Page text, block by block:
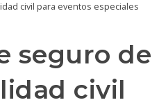
civil para eventos especiales
seguro de
civil